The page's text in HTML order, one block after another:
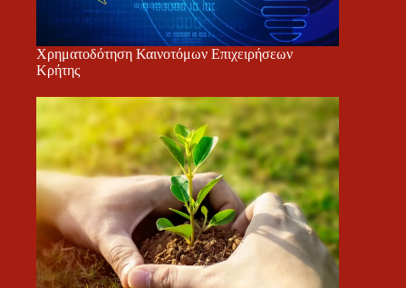
Χρηματοδότηση Καινοτόμων Επιχειρήσεων
Κρήτης